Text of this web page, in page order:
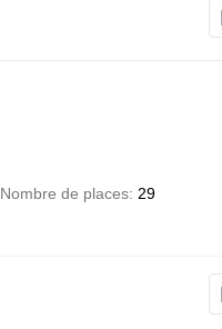
Nombre de places 29